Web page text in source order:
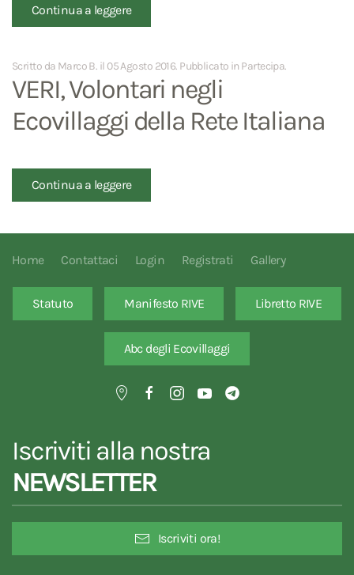
Continua a leggere
Scritto da Marco B. il 05 Agosto 2016. Pubblicato in Partecipa.
VERI, Volontari negli
Ecovillaggi della Rete Italiana
Continua a leggere
Home Contattaci Login Registrati Gallery
Statuto Manifesto RIVE Libretto RIVE
Abc degli Ecovillaggi
Iscriviti alla nostra
NEWSLETTER
Iscriviti ora!